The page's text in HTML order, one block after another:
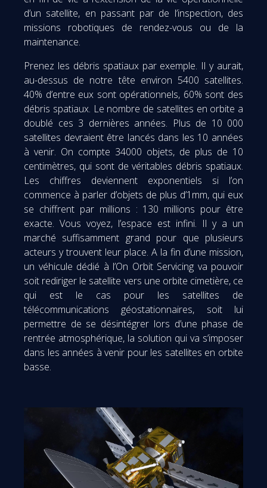
d’un satellite, en passant par de l’inspection, des
missions robotiques de rendez-vous ou de la
maintenance.
Prenez les débris spatiaux par exemple. Il y aurait,
au-dessus de notre tête environ 5400 satellites.
40% d’entre eux sont opérationnels, 60% sont des
débris spatiaux. Le nombre de satellites en orbite a
doublé ces 3 dernières années. Plus de 10 000
satellites devraient être lancés dans les 10 années
à venir. On compte 34000 objets, de plus de 10
centimètres, qui sont de véritables débris spatiaux.
Les chiffres deviennent exponentiels si l’on
commence à parler d’objets de plus d’1mm, qui eux
se chiffrent par millions : 130 millions pour être
exacte. Vous voyez, l’espace est infini. Il y a un
marché suffisamment grand pour que plusieurs
acteurs y trouvent leur place. A la fin d’une mission,
un véhicule dédié à l’On Orbit Servicing va pouvoir
soit rediriger le satellite vers une orbite cimetière, ce
qui est le cas pour les satellites de
télécommunications géostationnaires, soit lui
permettre de se désintégrer lors d’une phase de
rentrée atmosphérique, la solution qui va s’imposer
dans les années à venir pour les satellites en orbite
basse.